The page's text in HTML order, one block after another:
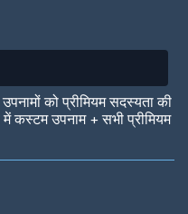
को प्रीमियम सदस्यता की
कस्टम उपनाम + सभी प्रीमियम